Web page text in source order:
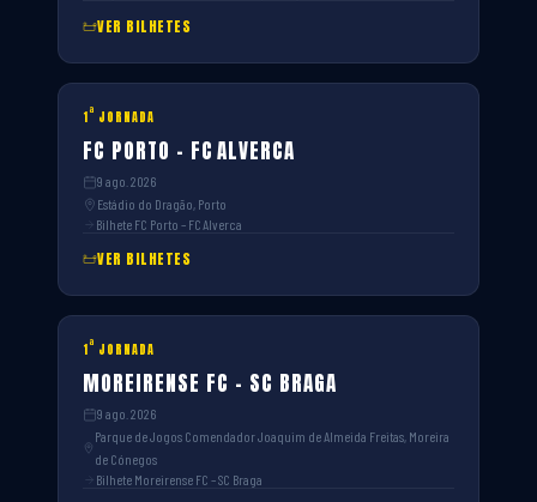
VER BILHETES
1ª JORNADA
FC PORTO – FC ALVERCA
9 ago. 2026
Estádio do Dragão, Porto
Bilhete FC Porto – FC Alverca
VER BILHETES
1ª JORNADA
MOREIRENSE FC – SC BRAGA
9 ago. 2026
Parque de Jogos Comendador Joaquim de Almeida Freitas, Moreira
de Cónegos
Bilhete Moreirense FC – SC Braga